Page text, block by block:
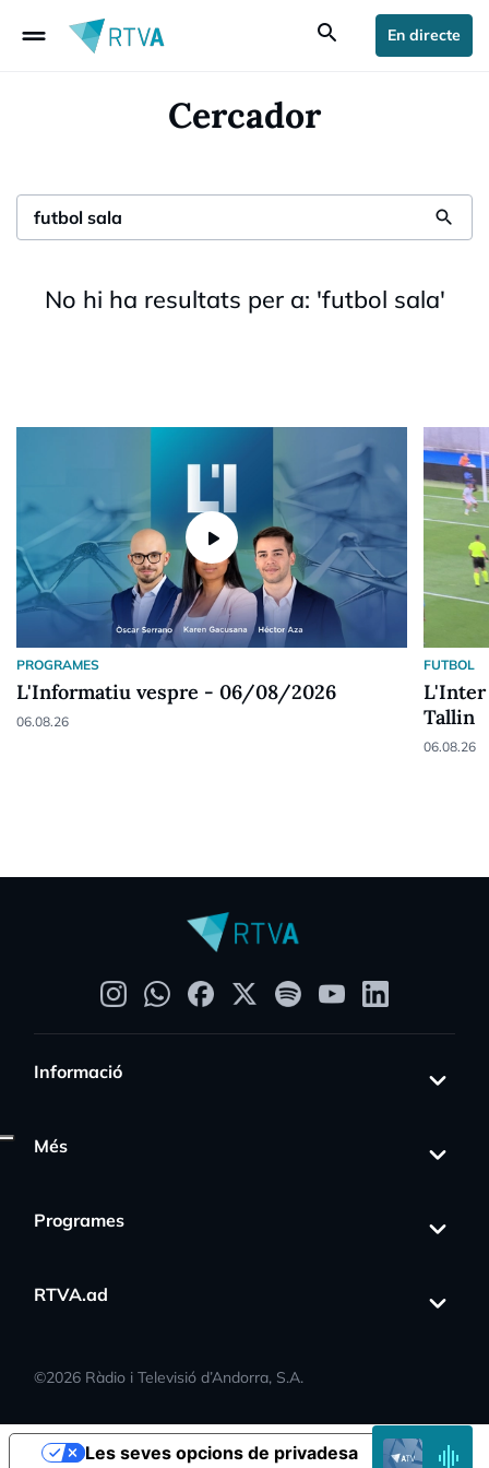
drag_handle search En directe
Cercador
search
No hi ha resultats per a: 'futbol sala'
play_arrow
PROGRAMES
L'Informatiu vespre - 06/08/2026
06.08.26
FUTBOL
L'Inter
Tallin
06.08.26
Informació
Més
Programes
RTVA.ad
©2026 Ràdio i Televisió d’Andorra, S.A.
EN
DIRECTELes seves opcions de privadesa